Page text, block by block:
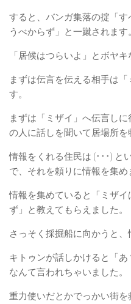
すると、バンガ集落の掟「
うべからず」と一蹴されます。
「居候はつらいよ」とボヤ
まずは伝言を伝える相手は
す。
まずは「ミザイ」へ伝言し
の人に話しを聞いて居場所を
情報をくれる住民は (･･･) と
で、それを頼りに情報を集め
情報を集めていると「ミザ
ず」と教えてもらえました。
さっそく採掘船に向かうと、
キトゥンが話しかけると「あ
なんて言われちゃいました。
重力使いだとかでっかい街